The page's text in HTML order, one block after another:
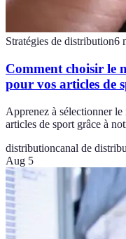
Stratégies de distribution6
Comment choisir le
pour vos articles de
Apprenez à sélectionner
articles de sport grâce à
distributioncanal de
Aug 5